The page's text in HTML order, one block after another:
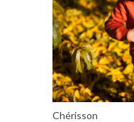
Chérisson